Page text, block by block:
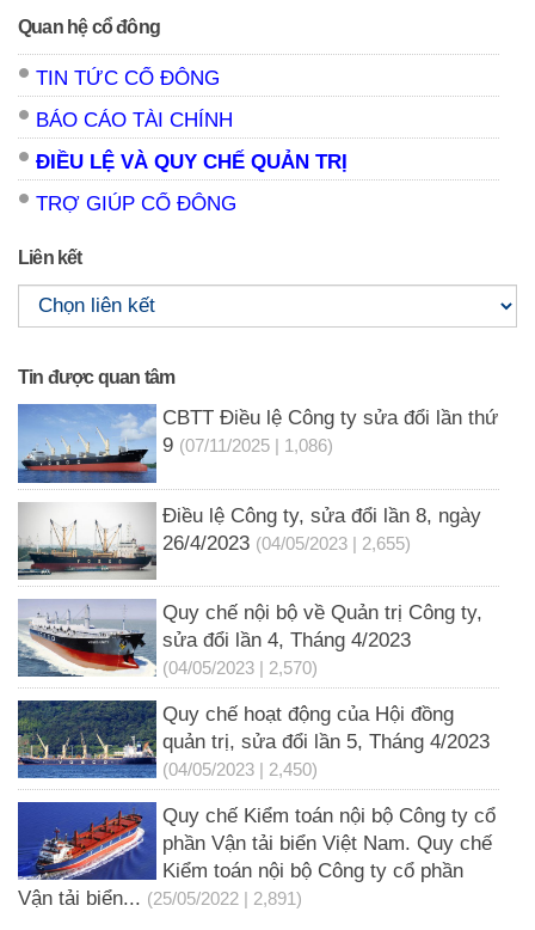
Quan hệ cổ đông
TIN TỨC CỔ ĐÔNG
BÁO CÁO TÀI CHÍNH
ĐIỀU LỆ VÀ QUY CHẾ QUẢN TRỊ
TRỢ GIÚP CỔ ĐÔNG
Liên kết
Tin được quan tâm
CBTT Điều lệ Công ty sửa đổi lần thứ
9 (07/11/2025 | 1,086)
Điều lệ Công ty, sửa đổi lần 8, ngày
26/4/2023 (04/05/2023 | 2,655)
Quy chế nội bộ về Quản trị Công ty,
sửa đổi lần 4, Tháng 4/2023
(04/05/2023 | 2,570)
Quy chế hoạt động của Hội đồng
quản trị, sửa đổi lần 5, Tháng 4/2023
(04/05/2023 | 2,450)
Quy chế Kiểm toán nội bộ Công ty cổ
phần Vận tải biển Việt Nam. Quy chế
Kiểm toán nội bộ Công ty cổ phần
Vận tải biển... (25/05/2022 | 2,891)